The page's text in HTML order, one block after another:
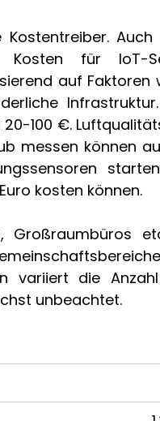
für IoT-
auf Faktoren
100 €.
messen können
kosten können.
Großraumbüros
variiert die
unbeachtet.